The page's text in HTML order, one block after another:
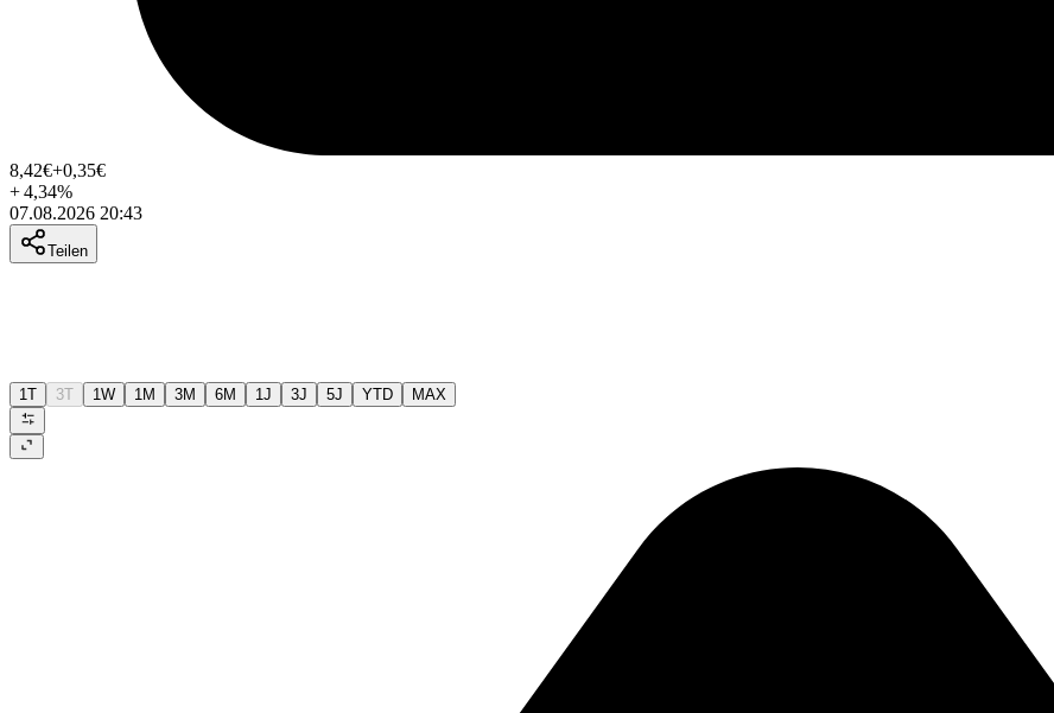
8,42€+0,35€
+4,34%
07.08.2026 20:43
Teilen
1T 3T 1W 1M 3M 6M 1J 3J 5J YTD MAX